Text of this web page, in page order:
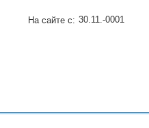
На сайте с: 30.11.-0001